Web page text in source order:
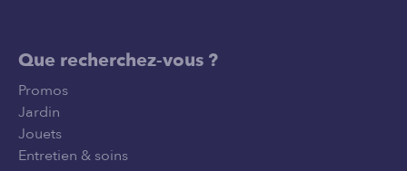
Que recherchez-vous ?
Promos
Jardin
Jouets
Entretien & soins